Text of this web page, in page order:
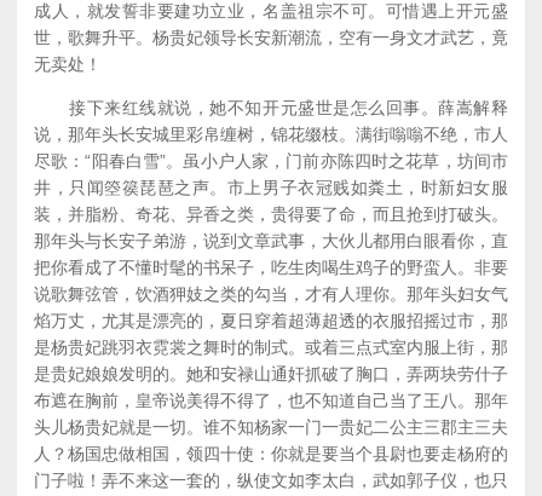
成人，就发誓非要建功立业，名盖祖宗不可。可惜遇上开元盛
世，歌舞升平。杨贵妃领导长安新潮流，空有一身文才武艺，竟
无卖处！
接下来红线就说，她不知开元盛世是怎么回事。薛嵩解释
说，那年头长安城里彩帛缠树，锦花缀枝。满街嗡嗡不绝，市人
尽歌：“阳春白雪”。虽小户人家，门前亦陈四时之花草，坊间市
井，只闻箜篌琵琶之声。市上男子衣冠贱如粪土，时新妇女服
装，并脂粉、奇花、异香之类，贵得要了命，而且抢到打破头。
那年头与长安子弟游，说到文章武事，大伙儿都用白眼看你，直
把你看成了不懂时髦的书呆子，吃生肉喝生鸡子的野蛮人。非要
说歌舞弦管，饮酒狎妓之类的勾当，才有人理你。那年头妇女气
焰万丈，尤其是漂亮的，夏日穿着超薄超透的衣服招摇过市，那
是杨贵妃跳羽衣霓裳之舞时的制式。或着三点式室内服上街，那
是贵妃娘娘发明的。她和安禄山通奸抓破了胸口，弄两块劳什子
布遮在胸前，皇帝说美得不得了，也不知道自己当了王八。那年
头儿杨贵妃就是一切。谁不知杨家一门一贵妃二公主三郡主三夫
人？杨国忠做相国，领四十使：你就是要当个县尉也要走杨府的
门子啦！弄不来这一套的，纵使文如李太白，武如郭子仪，也只